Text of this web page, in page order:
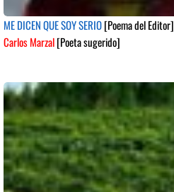
ME DICEN QUE SOY SERIO[Poema del Editor]
Carlos Marzal[Poeta sugerido]